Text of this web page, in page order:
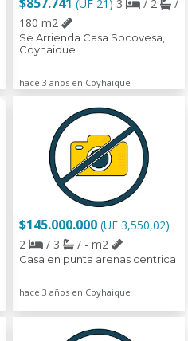
(UF 21) 3 / 2
/
180 m2
Se Arrienda Casa Socovesa,
Coyhaique
hace 3 años en Coyhaique
$145.000.000 (UF 3,550,02)
2
/ 3 / - m2
Casa en punta arenas centrica
hace 3 años en Coyhaique